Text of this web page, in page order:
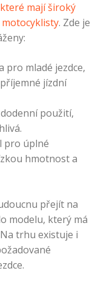
které mají široký
. Zde je
pro mladé jezdce,
jízdní
použití,
pro úplné
hmotnost a
přejít na
modelu, který má
trhu existuje i